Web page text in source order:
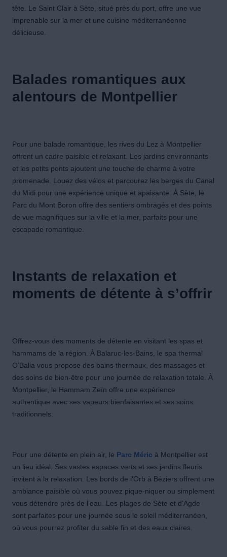
tête. Le Saint Clair à Sète, situé près du port, offre une vue
imprenable sur la mer et une cuisine méditerranéenne
délicieuse.
Balades romantiques aux
alentours de Montpellier
Pour une balade romantique, les rives du Lez à Montpellier
offrent un cadre paisible et relaxant. Les jardins environnants
et les petits ponts ajoutent une touche de charme à votre
promenade. Louez des vélos et parcourez les berges du Canal
du Midi pour une expérience unique et apaisante. À Sète, le
Parc du Mont Boron offre des sentiers ombragés et des points
de vue magnifiques sur la ville et la mer, parfaits pour une
escapade romantique.
Instants de relaxation et
moments de détente à s’offrir
Offrez-vous des moments de détente en visitant les spas et
hammams de la région. À Balaruc-les-Bains, le spa thermal
O’Balia vous propose des bains thermaux, des massages et
des soins de bien-être pour une journée de relaxation totale. À
Montpellier, le Hammam Zeïn offre une expérience
authentique avec ses vapeurs bienfaisantes et ses soins
traditionnels.
Pour une détente en plein air, le Parc Méric à Montpellier est
un lieu idéal. Ses vastes espaces verts et ses jardins fleuris
invitent à la relaxation. Les bords de l’Orb à Béziers offrent une
ambiance paisible où vous pouvez pique-niquer ou simplement
vous détendre près de l’eau. Les plages de Sète et d’Agde
sont parfaites pour une journée sous le soleil méditerranéen,
où vous pourrez profiter du sable fin et des eaux claires.